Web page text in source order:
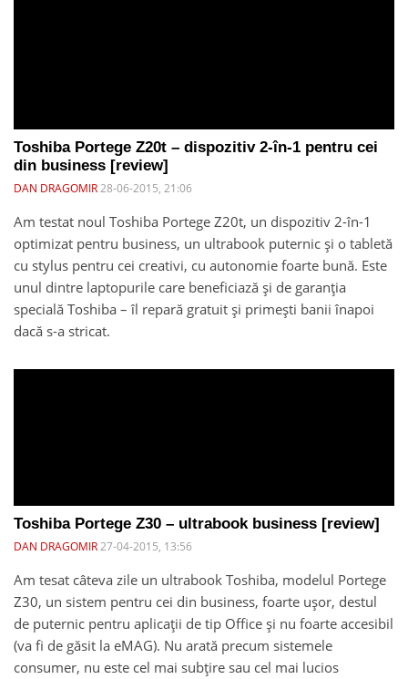
Toshiba Portege Z20t – dispozitiv 2-în-1 pentru cei
din business [review]
DAN DRAGOMIR28-06-2015, 21:06
Am testat noul Toshiba Portege Z20t, un dispozitiv 2-în-1
optimizat pentru business, un ultrabook puternic și o tabletă
cu stylus pentru cei creativi, cu autonomie foarte bună. Este
unul dintre laptopurile care beneficiază și de garanția
specială Toshiba – îl repară gratuit și primești banii înapoi
dacă s-a stricat.
Toshiba Portege Z30 – ultrabook business [review]
DAN DRAGOMIR27-04-2015, 13:56
Am tesat câteva zile un ultrabook Toshiba, modelul Portege
Z30, un sistem pentru cei din business, foarte ușor, destul
de puternic pentru aplicații de tip Office și nu foarte accesibil
(va fi de găsit la eMAG). Nu arată precum sistemele
consumer, nu este cel mai subțire sau cel mai lucios